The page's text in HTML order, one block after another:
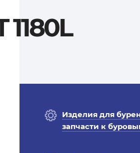
Изделия для
запчасти к